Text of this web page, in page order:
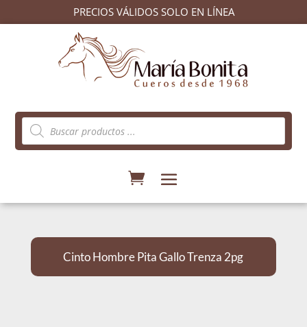
PRECIOS VÁLIDOS SOLO EN LÍNEA
Búsqueda
de
productos
Cinto Hombre Pita Gallo Trenza 2pg